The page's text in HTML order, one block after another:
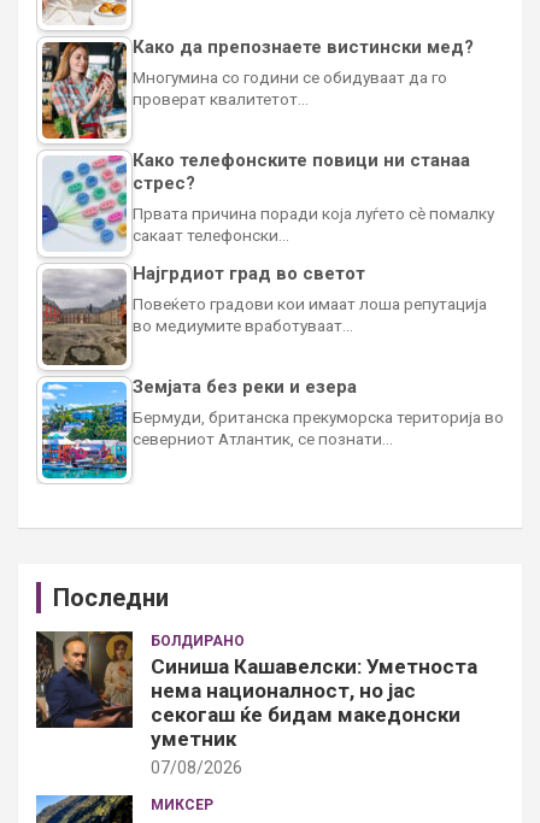
Како да препознаете вистински мед?
Многумина со години се обидуваат да го
проверат квалитетот…
Како телефонските повици ни станаа
стрес?
Првата причина поради која луѓето сè помалку
сакаат телефонски…
Најгрдиот град во светот
Повеќето градови кои имаат лоша репутација
во медиумите вработуваат…
Земјата без реки и езера
Бермуди, британска прекуморска територија во
северниот Атлантик, се познати…
Последни
БОЛДИРАНО
Синиша Кашавелски: Уметноста
нема националност, но јас
секогаш ќе бидам македонски
уметник
07/08/2026
МИКСЕР